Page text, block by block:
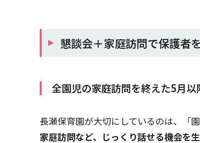
懇談会＋家庭訪問で保護者
全園児の家庭訪問を終えた5月
長瀬保育園が大切にしているのは、「
家庭訪問など、じっくり話せる機会を